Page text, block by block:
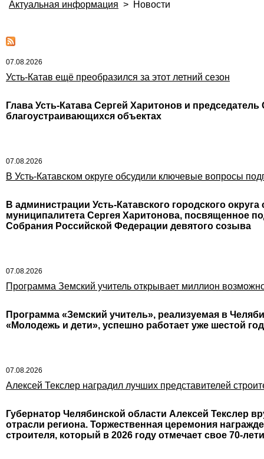
Актуальная информация > Новости
07.08.2026
Усть-Катав ещё преобразился за этот летний сезон
Глава Усть-Катава Сергей Харитонов и
благоустраивающихся объектах
07.08.2026
В Усть-Катавском округе обсудили ключевые вопросы
В администрации Усть-Катавского городского
муниципалитета Сергея Харитонова, посвященное
Собрания Российской Федерации девятого созыва
07.08.2026
Программа Земский учитель открывает миллион
Программа «Земский учитель», реализуемая в
«Молодежь и дети», успешно работает уже шестой год
07.08.2026
Алексей Текслер наградил лучших представителей
Губернатор Челябинской области Алексей Текслер
отрасли региона. Торжественная церемония
строителя, который в 2026 году отмечает свое 70-